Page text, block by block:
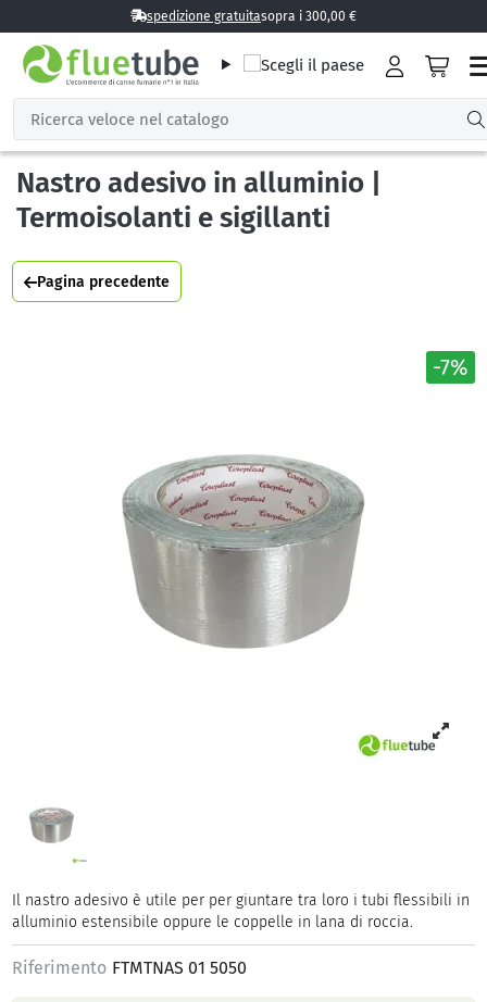
spedizione gratuitasopra i 300,00 €
Nastro adesivo in alluminio |
Termoisolanti e sigillanti
Pagina precedente
-7%
Il nastro adesivo è utile per per giuntare tra loro i tubi flessibili in
alluminio estensibile oppure le coppelle in lana di roccia.
Riferimento FTMTNAS 01 5050